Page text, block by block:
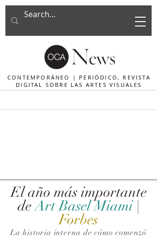
CONTEMPORÁNEO | PERIÓDICO, REVISTA
DIGITAL SOBRE LAS ARTES VISUALES
El año más importante
de Art Basel Miami |
Forbes
La historia interna de cómo comenzó